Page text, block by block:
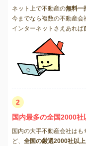
ネット上で不動産の無料一
今までなら複数の不動産
インターネットさえあれば
2
国内最多の全国2000社
国内の大手不動産会社は
ど、 全国の厳選2000社以上